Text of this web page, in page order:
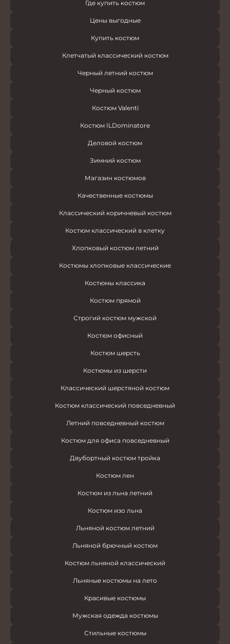
Где купить костюм
Цены выгодные
Купить костюм
Клетчатый классический костюм
Черный летний костюм
Черный костюм
Костюм Valenti
Костюм ILDominatore
Деловой костюм
Зимний костюм
Магазин костюмов
Качественные костюмы
Классический коричневый костюм
Костюм классический в клетку
Хлопковый костюм летний
Костюмы хлопковые классические
Костюмы классика
Костюм прямой
Строгий костюм мужской
Костюм офисный
Костюм шерсть
Костюмы из шерсти
Классический шерстяной костюм
Костюм классический повседневный
Летний повседневный костюм
Костюм для офиса повседневный
Двубортный костюм тройка
Костюм лен
Костюм из льна летний
Костюм изо льна
Льняной костюм летний
Льняной брючный костюм
Костюм льняной классический
Льняные костюмы на лето
Красивые костюмы
Мужская одежда костюмы
Стильные костюмы